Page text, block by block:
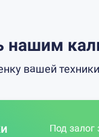
нашим
вашей
Под залог